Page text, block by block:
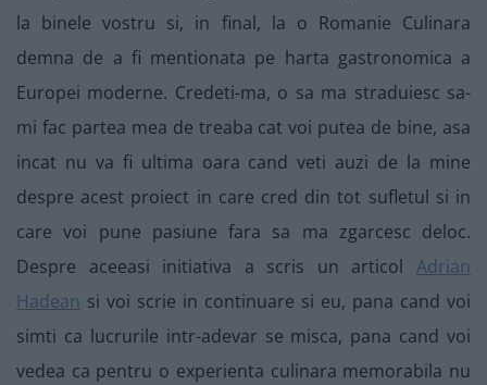
la binele vostru si, in final, la o Romanie Culinara
demna de a fi mentionata pe harta gastronomica a
Europei moderne. Credeti-ma, o sa ma straduiesc sa-
mi fac partea mea de treaba cat voi putea de bine, asa
incat nu va fi ultima oara cand veti auzi de la mine
despre acest proiect in care cred din tot sufletul si in
care voi pune pasiune fara sa ma zgarcesc deloc.
Despre aceeasi initiativa a scris un articol Adrian
Hadean si voi scrie in continuare si eu, pana cand voi
simti ca lucrurile intr-adevar se misca, pana cand voi
vedea ca pentru o experienta culinara memorabila nu